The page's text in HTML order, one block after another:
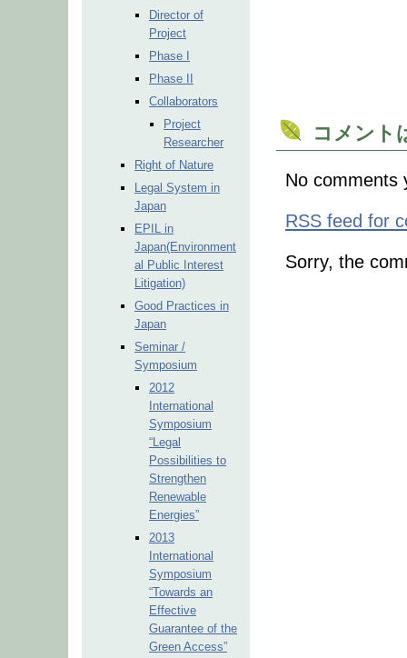
Director of
Project
Phase I
Phase II
Collaborators
Project
Researcher
Right of Nature
Legal System in
Japan
EPIL in
Japan(Environment
al Public Interest
Litigation)
Good Practices in
Japan
Seminar /
Symposium
2012
International
Symposium
“Legal
Possibilities to
Strengthen
Renewable
Energies”
2013
International
Symposium
“Towards an
Effective
Guarantee of the
Green Access”
コメント
No comments
RSS feed for
Sorry, the